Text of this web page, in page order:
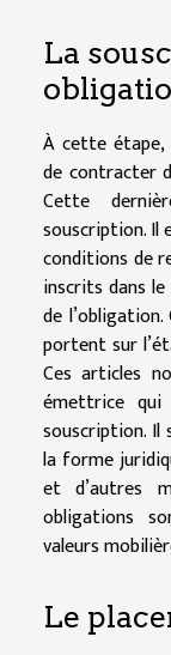
La
À cette
de contracter
Cette
souscription. Il
conditions de
inscrits dans
de
portent sur
Ces articles
émettrice
souscription. Il
la forme
et d’autres
obligations
valeurs
Le